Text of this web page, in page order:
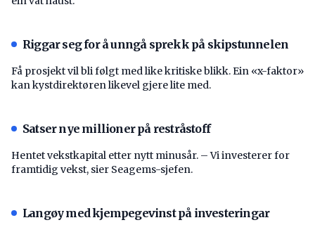
Riggar seg for å unngå sprekk på skipstunnelen
Få prosjekt vil bli følgt med like kritiske blikk. Ein «x-faktor»
kan kystdirektøren likevel gjere lite med.
Satser nye millioner på restråstoff
Hentet vekstkapital etter nytt minusår. – Vi investerer for
framtidig vekst, sier Seagems-sjefen.
Langøy med kjempegevinst på investeringar